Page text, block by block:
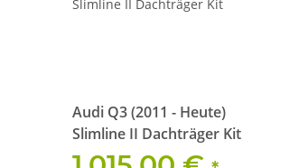
Audi Q3 (2011 - Heute)
Slimline II Dachträger Kit